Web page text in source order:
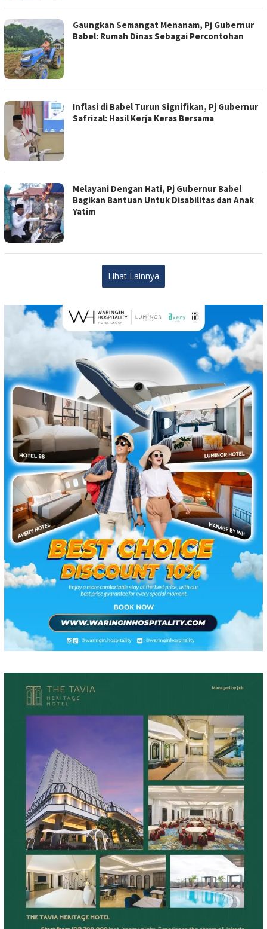
Gaungkan Semangat Menanam, Pj Gubernur
Babel: Rumah Dinas Sebagai Percontohan
Inflasi di Babel Turun Signifikan, Pj Gubernur
Safrizal: Hasil Kerja Keras Bersama
Melayani Dengan Hati, Pj Gubernur Babel
Bagikan Bantuan Untuk Disabilitas dan Anak
Yatim
Lihat Lainnya